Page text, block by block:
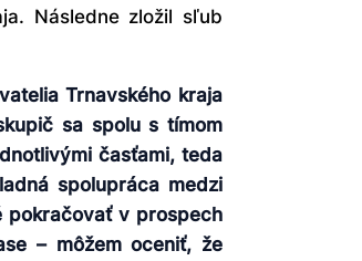
Následne zložil sľub
Trnavského kraja
sa spolu s tímom
časťami, teda
spolupráca medzi
pokračovať v prospech
– môžem oceniť, že